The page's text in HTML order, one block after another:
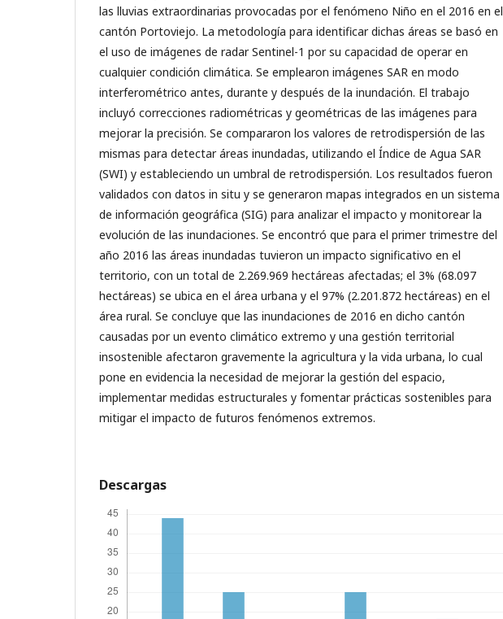
las lluvias extraordinarias provocadas por el fenómeno Niño en el 2016 en el
cantón Portoviejo. La metodología para identificar dichas áreas se basó en
el uso de imágenes de radar Sentinel-1 por su capacidad de operar en
cualquier condición climática. Se emplearon imágenes SAR en modo
interferométrico antes, durante y después de la inundación. El trabajo
incluyó correcciones radiométricas y geométricas de las imágenes para
mejorar la precisión. Se compararon los valores de retrodispersión de las
mismas para detectar áreas inundadas, utilizando el Índice de Agua SAR
(SWI) y estableciendo un umbral de retrodispersión. Los resultados fueron
validados con datos in situ y se generaron mapas integrados en un sistema
de información geográfica (SIG) para analizar el impacto y monitorear la
evolución de las inundaciones. Se encontró que para el primer trimestre del
año 2016 las áreas inundadas tuvieron un impacto significativo en el
territorio, con un total de 2.269.969 hectáreas afectadas; el 3% (68.097
hectáreas) se ubica en el área urbana y el 97% (2.201.872 hectáreas) en el
área rural. Se concluye que las inundaciones de 2016 en dicho cantón
causadas por un evento climático extremo y una gestión territorial
insostenible afectaron gravemente la agricultura y la vida urbana, lo cual
pone en evidencia la necesidad de mejorar la gestión del espacio,
implementar medidas estructurales y fomentar prácticas sostenibles para
mitigar el impacto de futuros fenómenos extremos.
Descargas